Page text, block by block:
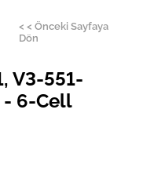
< < Önceki Sayfaya
Dön
V3-551-
- 6-Cell